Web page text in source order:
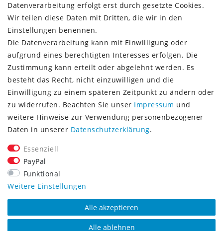
Vorkasse (3% Rabatt)
Paypal
Kauf auf Rechnung (Paypalservice)
Lastschrift (Paypalservice)
Kreditkarte (Paypalservice)
SOCIAL MEDIA
CONSULTING- UND TEXTAGENTUR
Datenverarbeitung erfolgt erst durch gesetzte Cookies.
Wir teilen diese Daten mit Dritten, die wir in den
Einstellungen benennen.
Die Datenverarbeitung kann mit Einwilligung oder
aufgrund eines berechtigten Interesses erfolgen. Die
Zustimmung kann erteilt oder abgelehnt werden. Es
besteht das Recht, nicht einzuwilligen und die
Einwilligung zu einem späteren Zeitpunkt zu ändern oder
zu widerrufen. Beachten Sie unser Impressum und
weitere Hinweise zur Verwendung personenbezogener
Daten in unserer Daten­schutz­erklärung.
Essenziell
PayPal
Funktional
Weitere Einstellungen
Alle akzeptieren
Alle ablehnen